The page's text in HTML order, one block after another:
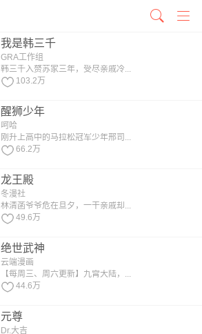
我是韩三千
GRA工作组
韩三千入赘苏家三年，受尽亲戚冷...
103.2万
醒狮少年
呵哈
刚升上高中的马拉松冠军少年邢司...
66.2万
龙王殿
冬漫社
林清菡爷爷危在旦夕，一干亲戚却...
49.6万
绝世武神
云端漫画
【每周三、周六更新】九霄大陆，...
44.6万
元尊
Dr.大吉